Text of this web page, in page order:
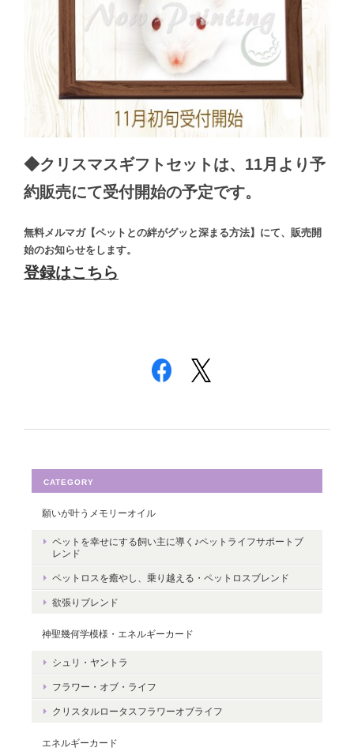
◆クリスマスギフトセットは、11月より予
約販売にて受付開始の予定です。
無料メルマガ【ペットとの絆がグッと深まる方法】にて、販売開
始のお知らせをします。
登録はこちら
CATEGORY
願いが叶うメモリーオイル
ペットを幸せにする飼い主に導く♪ペットライフサポートブ
レンド
ペットロスを癒やし、乗り越える・ペットロスブレンド
欲張りブレンド
神聖幾何学模様・エネルギーカード
シュリ・ヤントラ
フラワー・オブ・ライフ
クリスタルロータスフラワーオブライフ
エネルギーカード